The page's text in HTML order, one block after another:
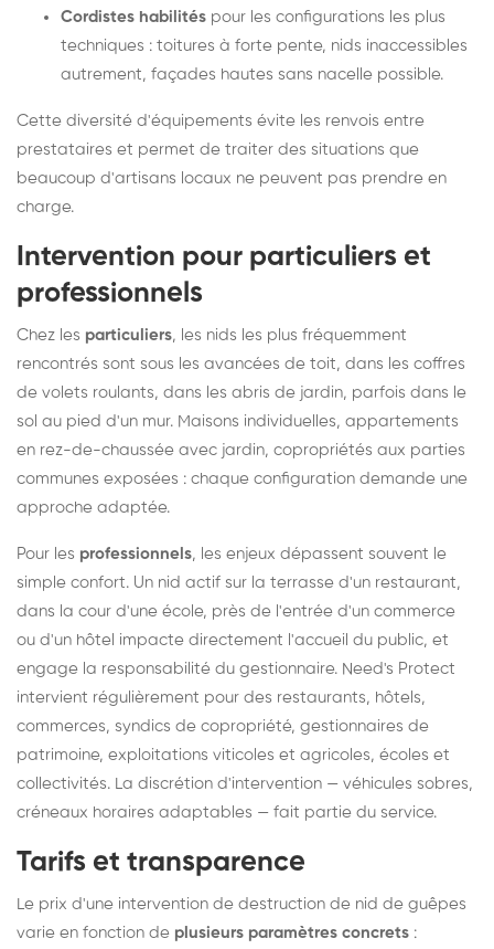
Cordistes habilités pour les configurations les plus
techniques : toitures à forte pente, nids inaccessibles
autrement, façades hautes sans nacelle possible.
Cette diversité d'équipements évite les renvois entre
prestataires et permet de traiter des situations que
beaucoup d'artisans locaux ne peuvent pas prendre en
charge.
Intervention pour particuliers et
professionnels
Chez les particuliers, les nids les plus fréquemment
rencontrés sont sous les avancées de toit, dans les coffres
de volets roulants, dans les abris de jardin, parfois dans le
sol au pied d'un mur. Maisons individuelles, appartements
en rez-de-chaussée avec jardin, copropriétés aux parties
communes exposées : chaque configuration demande une
approche adaptée.
Pour les professionnels, les enjeux dépassent souvent le
simple confort. Un nid actif sur la terrasse d'un restaurant,
dans la cour d'une école, près de l'entrée d'un commerce
ou d'un hôtel impacte directement l'accueil du public, et
engage la responsabilité du gestionnaire. Need's Protect
intervient régulièrement pour des restaurants, hôtels,
commerces, syndics de copropriété, gestionnaires de
patrimoine, exploitations viticoles et agricoles, écoles et
collectivités. La discrétion d'intervention — véhicules sobres,
créneaux horaires adaptables — fait partie du service.
Tarifs et transparence
Le prix d'une intervention de destruction de nid de guêpes
varie en fonction de plusieurs paramètres concrets :